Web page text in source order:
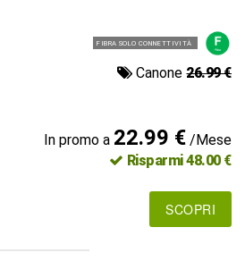
FIBRA SOLO CONNETTIVITÀ
Canone26.99 €
In promo a 22.99 €/Mese
Risparmi 48.00 €
SCOPRI